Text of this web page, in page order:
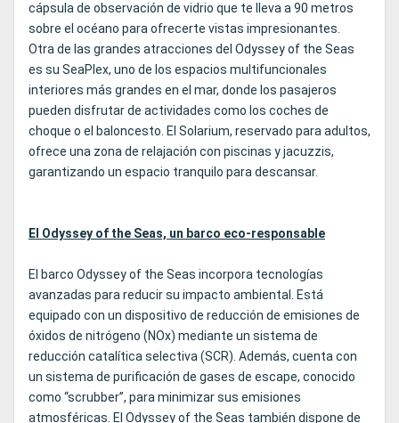
cápsula de observación de vidrio que te lleva a 90 metros
sobre el océano para ofrecerte vistas impresionantes.
Otra de las grandes atracciones del Odyssey of the Seas
es su SeaPlex, uno de los espacios multifuncionales
interiores más grandes en el mar, donde los pasajeros
pueden disfrutar de actividades como los coches de
choque o el baloncesto. El Solarium, reservado para adultos,
ofrece una zona de relajación con piscinas y jacuzzis,
garantizando un espacio tranquilo para descansar.
El Odyssey of the Seas, un barco eco-responsable
El barco Odyssey of the Seas incorpora tecnologías
avanzadas para reducir su impacto ambiental. Está
equipado con un dispositivo de reducción de emisiones de
óxidos de nitrógeno (NOx) mediante un sistema de
reducción catalítica selectiva (SCR). Además, cuenta con
un sistema de purificación de gases de escape, conocido
como “scrubber”, para minimizar sus emisiones
atmosféricas. El Odyssey of the Seas también dispone de